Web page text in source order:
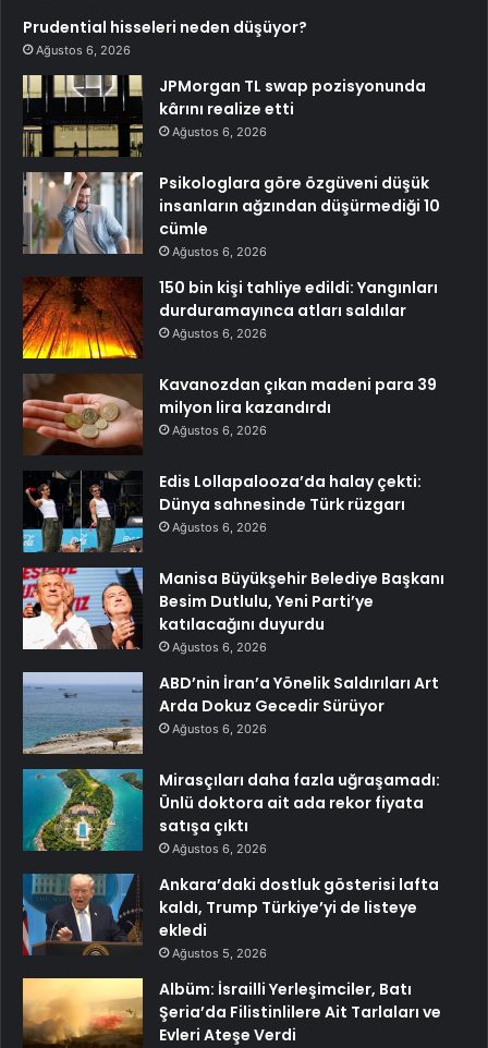
Prudential hisseleri neden düşüyor?
Ağustos 6, 2026
JPMorgan TL swap pozisyonunda
kârını realize etti
Ağustos 6, 2026
Psikologlara göre özgüveni düşük
insanların ağzından düşürmediği 10
cümle
Ağustos 6, 2026
150 bin kişi tahliye edildi: Yangınları
durduramayınca atları saldılar
Ağustos 6, 2026
Kavanozdan çıkan madeni para 39
milyon lira kazandırdı
Ağustos 6, 2026
Edis Lollapalooza’da halay çekti:
Dünya sahnesinde Türk rüzgarı
Ağustos 6, 2026
Manisa Büyükşehir Belediye Başkanı
Besim Dutlulu, Yeni Parti’ye
katılacağını duyurdu
Ağustos 6, 2026
ABD’nin İran’a Yönelik Saldırıları Art
Arda Dokuz Gecedir Sürüyor
Ağustos 6, 2026
Mirasçıları daha fazla uğraşamadı:
Ünlü doktora ait ada rekor fiyata
satışa çıktı
Ağustos 6, 2026
Ankara’daki dostluk gösterisi lafta
kaldı, Trump Türkiye’yi de listeye
ekledi
Ağustos 5, 2026
Albüm: İsrailli Yerleşimciler, Batı
Şeria’da Filistinlilere Ait Tarlaları ve
Evleri Ateşe Verdi